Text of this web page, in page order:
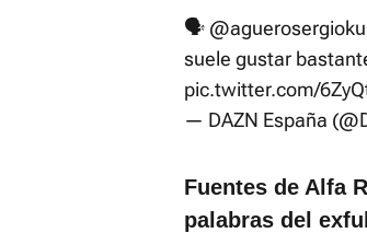
🗣️
suele gustar
pic.twitter.com/
— DAZN España
Fuentes de Alfa
palabras del